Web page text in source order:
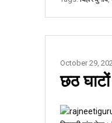
October 29,
छठ